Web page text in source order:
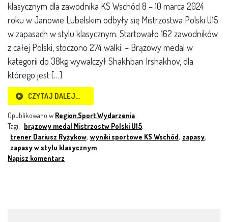
klasycznym dla zawodnika KS Wschód 8 – 10 marca 2024
roku w Janowie Lubelskim odbyły się Mistrzostwa Polski U15
w zapasach w stylu klasycznym. Startowało 162 zawodników
z całej Polski, stoczono 274 walki. – Brązowy medal w
kategorii do 38kg wywalczył Shakhban Irshakhov, dla
którego jest […]
CZYTAJ DALEJ…
Opublikowano w Region,Sport,Wydarzenia
Tagi: brązowy medal Mistrzostw Polski U15,
trener Dariusz Ryżykow, wyniki sportowe KS Wschód, zapasy,
zapasy w stylu klasycznym
Napisz komentarz